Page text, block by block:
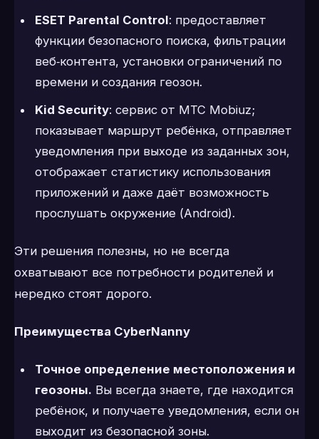
ESET Parental Control: предоставляет
функции безопасного поиска, фильтрации
веб‑контента, установки ограничений по
времени и создания геозон.
Kid Security: сервис от МТС Mobiuz;
показывает маршрут ребёнка, отправляет
уведомления при выходе из заданных зон,
отображает статистику использования
приложений и даже даёт возможность
прослушать окружение (Android).
Эти решения полезны, но не всегда
охватывают все потребности родителей и
нередко стоят дорого.
Преимущества CyberNanny
Точное определение местоположения и
геозоны. Вы всегда знаете, где находится
ребёнок, и получаете уведомления, если он
выходит из безопасной зоны.